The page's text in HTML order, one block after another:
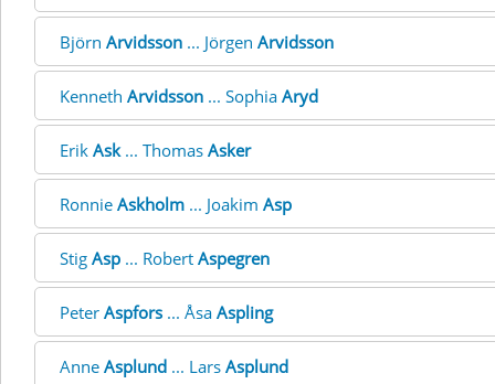
Björn Arvidsson ... Jörgen Arvidsson
Kenneth Arvidsson ... Sophia Aryd
Erik Ask... Thomas Asker
Ronnie Askholm ... Joakim Asp
Stig Asp ... Robert Aspegren
Peter Aspfors ... Åsa Aspling
Anne Asplund ... Lars Asplund